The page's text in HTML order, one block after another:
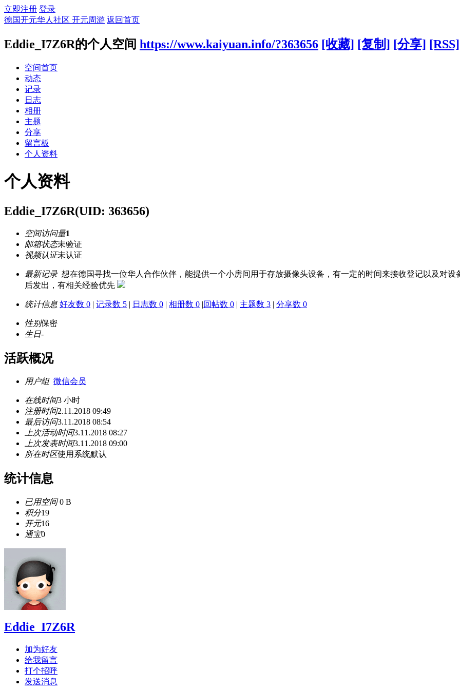
立即注册 登录
德国开元华人社区 开元周游 返回首页
Eddie_I7Z6R的个人空间 https://www.kaiyuan.info/?363656 [收藏] [复制] [分享] [RSS]
空间首页
动态
记录
日志
相册
主题
分享
留言板
个人资料
个人资料
Eddie_I7Z6R(UID: 363656)
空间访问量1
邮箱状态未验证
视频认证未认证
最新记录 想在德国寻找一位华人合作伙伴，能提供一个小房间用于存放摄像头设备，有一定的时间来接收登记以及对设
后发出，有相关经验优先
统计信息 好友数 0 | 记录数 5 | 日志数 0 | 相册数 0 |回帖数 0 | 主题数 3 | 分享数 0
性别保密
生日-
活跃概况
用户组 微信会员
在线时间3 小时
注册时间2.11.2018 09:49
最后访问3.11.2018 08:54
上次活动时间3.11.2018 08:27
上次发表时间3.11.2018 09:00
所在时区使用系统默认
统计信息
已用空间0 B
积分19
开元16
通宝0
Eddie_I7Z6R
加为好友
给我留言
打个招呼
发送消息